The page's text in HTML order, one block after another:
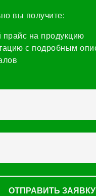
вы получите:
на продукцию
с подробным
ОТПРАВИТЬ ЗАЯВКУ